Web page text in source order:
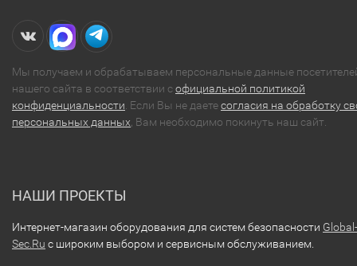
Мы получаем и обрабатываем персональные данные
нашего сайта в соответствии софициальной политикой
конфиденциальности . Если Вы не даетесогласия на обработку
персональных данных , Вам необходимо покинуть наш сайт.
НАШИ ПРОЕКТЫ
Интернет-магазин оборудования для систем безопасности Global-
Sec.Ru с широким выбором и сервисным обслуживанием.